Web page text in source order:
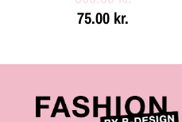
75.00 kr.